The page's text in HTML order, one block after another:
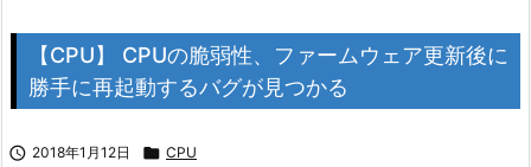
【CPU】 CPUの脆弱性、ファームウェア更新後に
勝手に再起動するバグが見つかる
 2018年1月12日  CPU